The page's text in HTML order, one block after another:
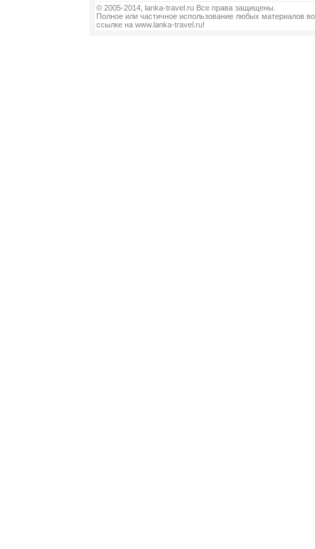
© 2005-2014, lanka-travel.ru Все права защищены.
Полное или частичное использование любых материалов
ссылке на www.lanka-travel.ru!